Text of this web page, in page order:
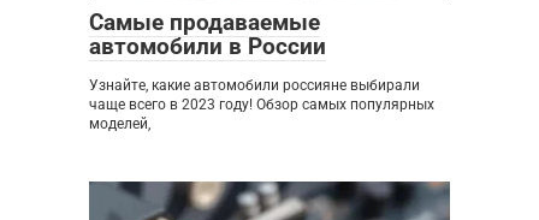
Самые продаваемые
автомобили в России
Узнайте, какие автомобили россияне выбирали
чаще всего в 2023 году! Обзор самых популярных
моделей,